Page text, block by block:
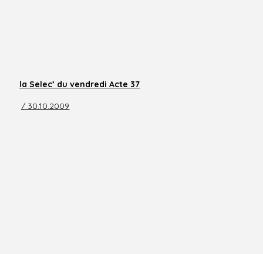
la Selec’ du vendredi Acte 37
/ 30.10.2009